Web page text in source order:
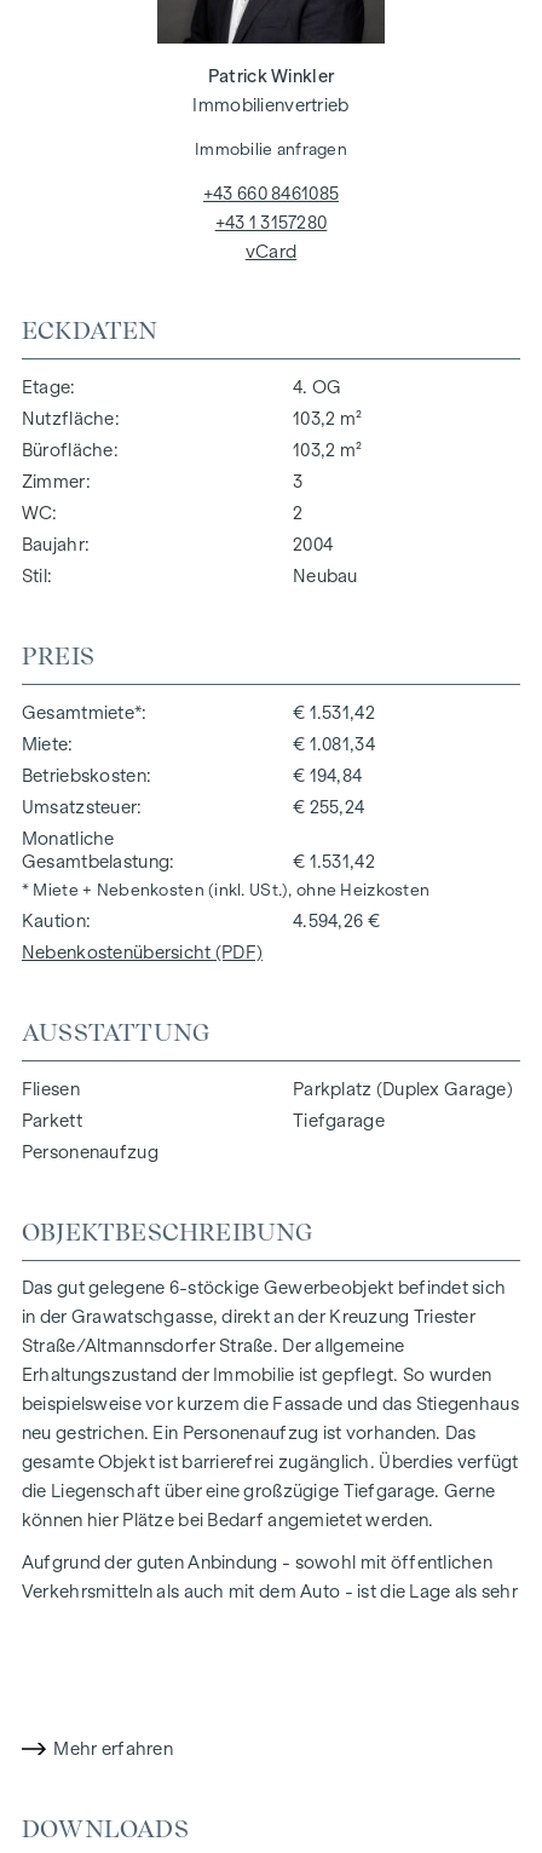
ECKDATEN
Etage
4. OG
Nutzfläche
103,2 m²
Bürofläche
103,2 m²
Zimmer
3
WC
2
Baujahr
2004
Stil
Neubau
PREIS
Gesamtmiete*
€ 1.531,42
Miete
€ 1.081,34
Betriebskosten
€ 194,84
Umsatzsteuer
€ 255,24
Monatliche
Gesamtbelastung
€ 1.531,42
* Miete + Nebenkosten (inkl. USt.), ohne Heizkosten
Kaution
4.594,26 €
Nebenkostenübersicht (PDF)
AUSSTATTUNG
Fliesen
Parkett
Personenaufzug
Parkplatz (Duplex Garage)
Tiefgarage
OBJEKTBESCHREIBUNG
Das gut gelegene 6-stöckige Gewerbeobjekt befindet sich
in der Grawatschgasse, direkt an der Kreuzung Triester
Straße/Altmannsdorfer Straße. Der allgemeine
Erhaltungszustand der Immobilie ist gepflegt. So wurden
beispielsweise vor kurzem die Fassade und das Stiegenhaus
neu gestrichen. Ein Personenaufzug ist vorhanden. Das
gesamte Objekt ist barrierefrei zugänglich. Überdies verfügt
die Liegenschaft über eine großzügige Tiefgarage. Gerne
können hier Plätze bei Bedarf angemietet werden.
Aufgrund der guten Anbindung - sowohl mit öffentlichen
Verkehrsmitteln als auch mit dem Auto - ist die Lage als sehr
Art in fußläufiger Distanz gegeben.
Richtung Triester Straße ausgerichtet.
Mehr erfahren
DOWNLOADS
Patrick Winkler
Immobilienvertrieb
Immobilie anfragen
+43 660 8461085
+43 1 3157280
vCard